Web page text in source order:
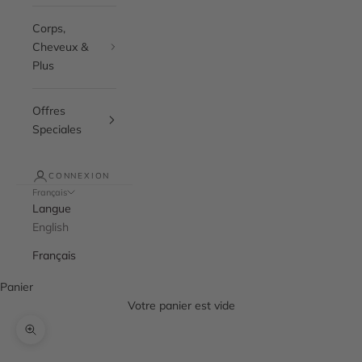
Corps,
Cheveux &
Plus
Offres
Speciales
CONNEXION
Français
Langue
English
Français
Panier
Votre panier est vide
Zoomer sur l'image